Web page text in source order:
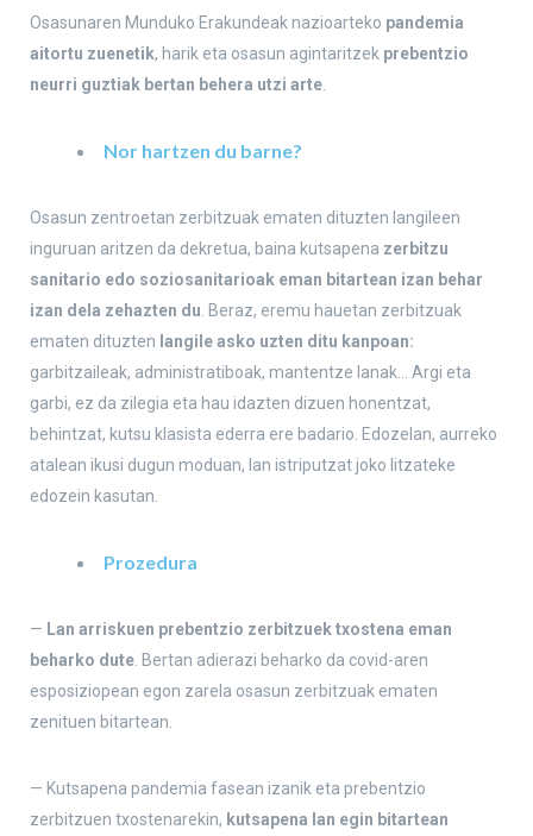
Osasunaren Munduko Erakundeak nazioarteko pandemia
aitortu zuenetik, harik eta osasun agintaritzek prebentzio
neurri guztiak bertan behera utzi arte
Nor hartzen du barne?
Osasun zentroetan zerbitzuak ematen dituzten langileen
inguruan aritzen da dekretua, baina kutsapena zerbitzu
sanitario edo soziosanitarioak eman bitartean izan behar
izan dela zehazten du . Beraz, eremu hauetan zerbitzuak
ematen dituzten langile asko uzten ditu kanpoan:
garbitzaileak, administratiboak, mantentze lanak… Argi eta
garbi, ez da zilegia eta hau idazten dizuen honentzat,
behintzat, kutsu klasista ederra ere badario. Edozelan, aurreko
atalean ikusi dugun moduan, lan istriputzat joko litzateke
edozein kasutan.
Prozedura
— Lan arriskuen prebentzio zerbitzuek txostena eman
beharko dute . Bertan adierazi beharko da covid-aren
esposiziopean egon zarela osasun zerbitzuak ematen
zenituen bitartean.
— Kutsapena pandemia fasean izanik eta prebentzio
zerbitzuen txostenarekin, kutsapena lan egin bitartean